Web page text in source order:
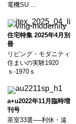
電機SU ...
住宅特集 2025年4月別
冊
リビング・モダニティ
住まいの実験1920
ｓ-1970ｓ
a+u2022年11月臨時増
刊号
茶室33選──利休・遠